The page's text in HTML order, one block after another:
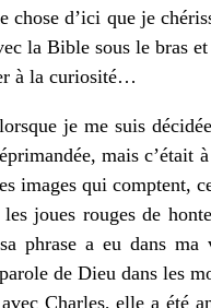
d’ici que je
la Bible sous le bras
à la curiosité…
je me suis
mais c’était
images qui comptent,
joues rouges de
phrase a eu dans
de Dieu dans les
Charles, elle a été